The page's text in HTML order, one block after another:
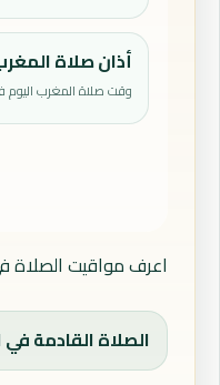
أذان صلاة
وقت صلاة المغرب اليوم
اعرف مواقيت الصلاة
الصلاة القادمة في ارداق هي